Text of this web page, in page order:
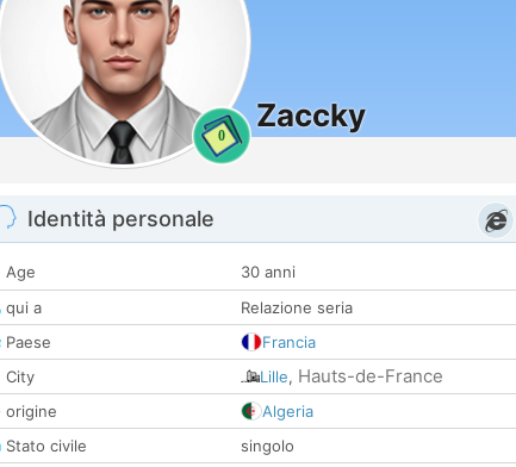
0
Zaccky
Identità personale
Age
30 anni
qui a
Relazione seria
Paese
Francia
City
Lille, Hauts-de-France
origine
Algeria
Stato civile
singolo